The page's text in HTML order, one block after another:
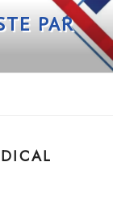
PAR